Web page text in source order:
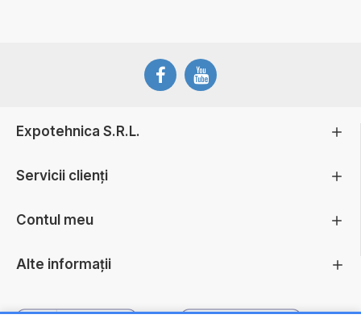
Expotehnica S.R.L.
Servicii clienți
Contul meu
Alte informații